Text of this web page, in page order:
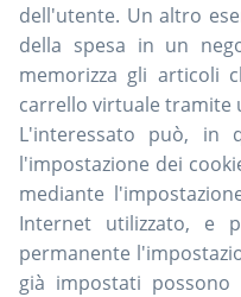
dell'utente. Un altro
della spesa in un
memorizza gli articoli
carrello virtuale tramite
L'interessato può, in
l'impostazione dei
mediante
Internet utilizzato, e
permanente
già impostati possono